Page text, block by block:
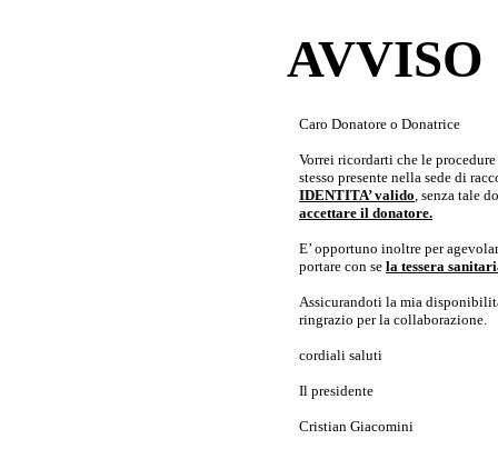
Caro Donatore o Donatrice
Vorrei ricordarti che le
stesso presente nella sede di
IDENTITA’ valido, senza tale
accettare il donatore.
E’ opportuno inoltre per
portare con se la tessera
Assicurandoti la mia
ringrazio per la collaborazione.
cordiali saluti
Il presidente
Cristian Giacomini